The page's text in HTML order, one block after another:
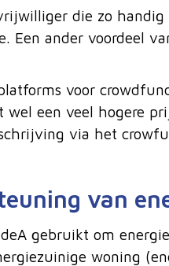
die zo
Een ander voordeel
voor
een veel hogere
via het
van
gebruikt om
woning